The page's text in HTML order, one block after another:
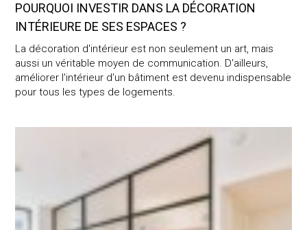
POURQUOI INVESTIR DANS LA DÉCORATION
INTÉRIEURE DE SES ESPACES ?
La décoration d'intérieur est non seulement un art, mais
aussi un véritable moyen de communication. D'ailleurs,
améliorer l'intérieur d’un bâtiment est devenu indispensable
pour tous les types de logements.
Comment choisir la déco d’intérieur d’un espace